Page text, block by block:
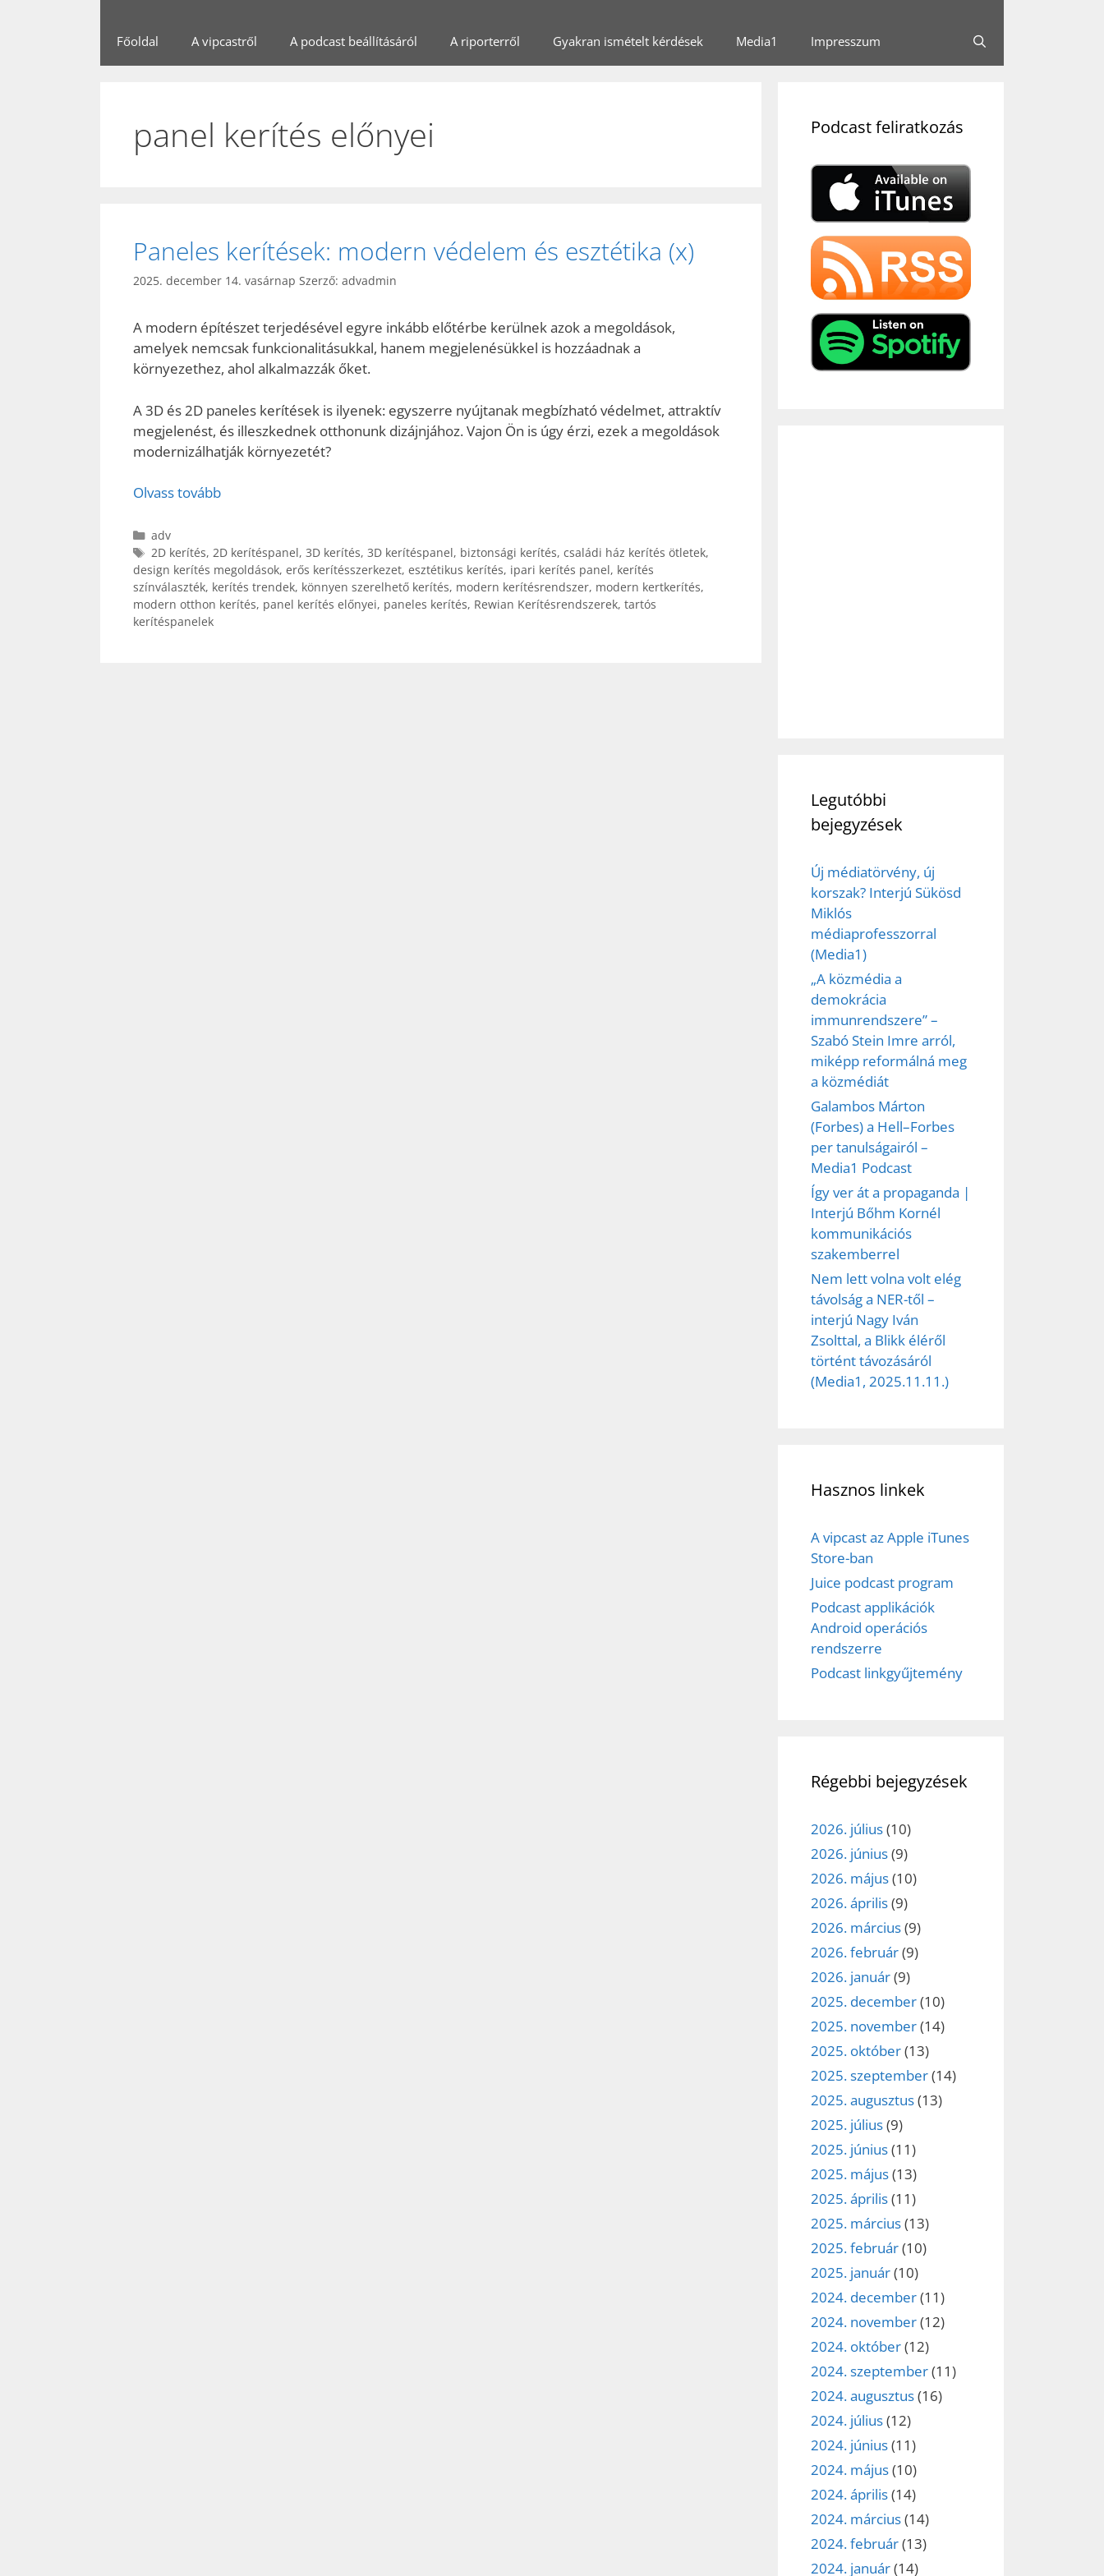
Főoldal A vipcastről A podcast beállításáról A riporterről Gyakran ismételt kérdések Media1 Impresszum
panel kerítés előnyei
Paneles kerítések: modern védelem és esztétika (x)
2025. december 14. vasárnap Szerző: advadmin
A modern építészet terjedésével egyre inkább előtérbe kerülnek azok a megoldások,
amelyek nemcsak funkcionalitásukkal, hanem megjelenésükkel is hozzáadnak a
környezethez, ahol alkalmazzák őket.
A 3D és 2D paneles kerítések is ilyenek: egyszerre nyújtanak megbízható védelmet, attraktív
megjelenést, és illeszkednek otthonunk dizájnjához. Vajon Ön is úgy érzi, ezek a megoldások
modernizálhatják környezetét?
Olvass tovább
Kategória
adv
Címkék
2D kerítés, 2D kerítéspanel, 3D kerítés, 3D kerítéspanel, biztonsági kerítés, családi ház kerítés ötletek,
design kerítés megoldások, erős kerítésszerkezet, esztétikus kerítés, ipari kerítés panel, kerítés
színválaszték, kerítés trendek, könnyen szerelhető kerítés, modern kerítésrendszer, modern kertkerítés,
modern otthon kerítés, panel kerítés előnyei, paneles kerítés, Rewian Kerítésrendszerek, tartós
kerítéspanelek
Podcast feliratkozás
Legutóbbi
bejegyzések
Új médiatörvény, új
korszak? Interjú Sükösd
Miklós
médiaprofesszorral
(Media1)
„A közmédia a
demokrácia
immunrendszere” –
Szabó Stein Imre arról,
miképp reformálná meg
a közmédiát
Galambos Márton
(Forbes) a Hell–Forbes
per tanulságairól –
Media1 Podcast
Így ver át a propaganda |
Interjú Bőhm Kornél
kommunikációs
szakemberrel
Nem lett volna volt elég
távolság a NER-től –
interjú Nagy Iván
Zsolttal, a Blikk éléről
történt távozásáról
(Media1, 2025.11.11.)
Hasznos linkek
A vipcast az Apple iTunes
Store-ban
Juice podcast program
Podcast applikációk
Android operációs
rendszerre
Podcast linkgyűjtemény
Régebbi bejegyzések
2026. július(10)
2026. június(9)
2026. május(10)
2026. április(9)
2026. március(9)
2026. február(9)
2026. január(9)
2025. december(10)
2025. november(14)
2025. október(13)
2025. szeptember(14)
2025. augusztus(13)
2025. július(9)
2025. június(11)
2025. május(13)
2025. április(11)
2025. március(13)
2025. február(10)
2025. január(10)
2024. december(11)
2024. november(12)
2024. október(12)
2024. szeptember(11)
2024. augusztus(16)
2024. július(12)
2024. június(11)
2024. május(10)
2024. április(14)
2024. március(14)
2024. február(13)
2024. január(14)